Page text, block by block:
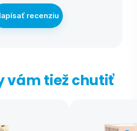
recenziu
vám tiež chutiť